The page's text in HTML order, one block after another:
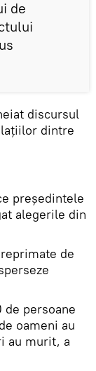
de
discursul
dintre
președintele
alegerile din
de
persoane
oameni au
au murit, a